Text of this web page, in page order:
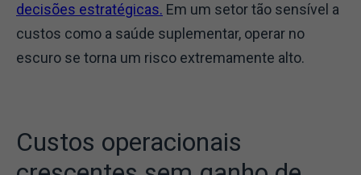
decisões estratégicas. Em um setor tão sensível a
custos como a saúde suplementar, operar no
escuro se torna um risco extremamente alto.
Custos operacionais